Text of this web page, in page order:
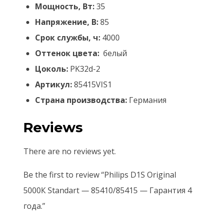
Мощность, Вт:35
Напряжение, В:85
Срок службы, ч: 4000
Оттенок цвета: белый
Цоколь: PK32d-2
Артикул:85415VIS1
Страна производства: Германия
Reviews
There are no reviews yet.
Be the first to review “Philips D1S Original
5000К Standart — 85410/85415 — Гарантия 4
года.”